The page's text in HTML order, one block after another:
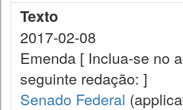
Texto
2017-02-08
Emenda [ Inclua-se no
seguinte redação: ]
Senado Federal